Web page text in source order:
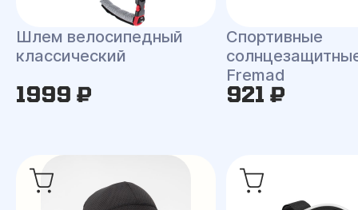
Шлем велосипедный
классический
1999 ₽
Спортивные
Fremad
921 ₽